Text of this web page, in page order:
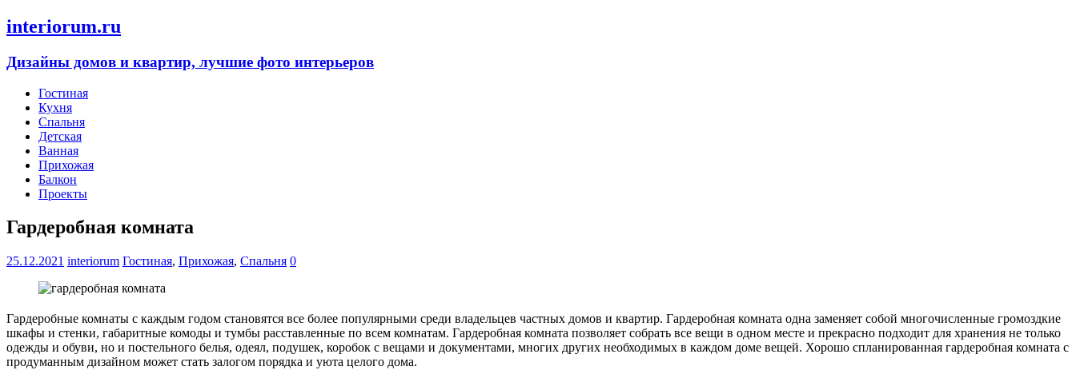
interiorum.ru
Дизайны домов и квартир, лучшие фото интерьеров
Гостиная
Кухня
Спальня
Детская
Ванная
Прихожая
Балкон
Проекты
Гардеробная комната
25.12.2021 interiorum Гостиная, Прихожая, Спальня 0
Гардеробные комнаты с каждым годом становятся все более популярными среди владельцев частных домов и квартир. Гардеробная комната одна заменяет собой многочисленные громоздкие
шкафы и стенки, габаритные комоды и тумбы расставленные по всем комнатам. Гардеробная комната позволяет собрать все вещи в одном месте и прекрасно подходит для хранения не только
одежды и обуви, но и постельного белья, одеял, подушек, коробок с вещами и документами, многих других необходимых в каждом доме вещей. Хорошо спланированная гардеробная комната с
продуманным дизайном может стать залогом порядка и уюта целого дома.